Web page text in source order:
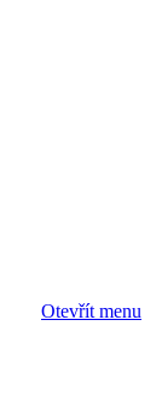
Otevřít menu